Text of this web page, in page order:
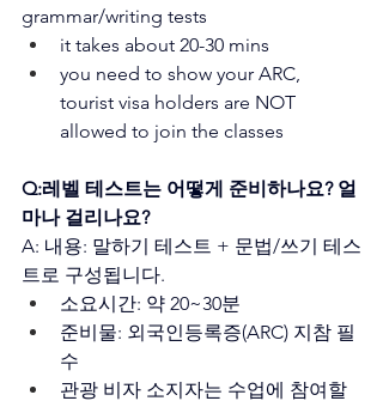
grammar/writing tests
it takes about 20-30 mins
you need to show your ARC,
tourist visa holders are NOT
allowed to join the classes
Q:레벨 테스트는 어떻게 준비하나요? 얼
마나 걸리나요?
A: 내용: 말하기 테스트 + 문법/쓰기 테스
트로 구성됩니다.
소요시간: 약 20~30분
준비물: 외국인등록증(ARC) 지참 필
수
관광 비자 소지자는 수업에 참여할